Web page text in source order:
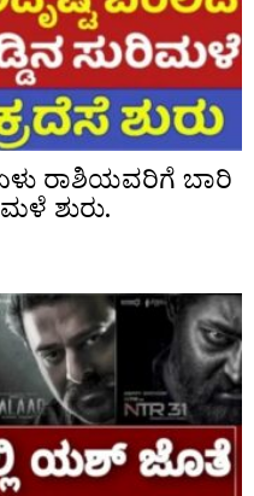
ರಾಶಿಯವರಿಗೆ ಬಾರಿ
ಶುರು.